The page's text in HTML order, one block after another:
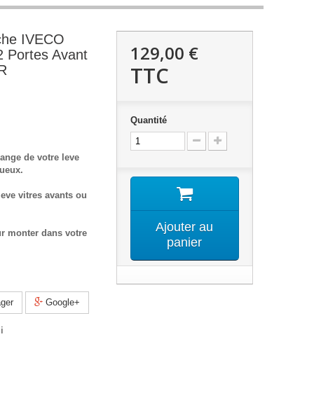
IVECO
Portes Avant
de votre leve
vitres avants ou
monter dans votre
Google+
129,00 €
TTC
Quantité
Ajouter au
panier